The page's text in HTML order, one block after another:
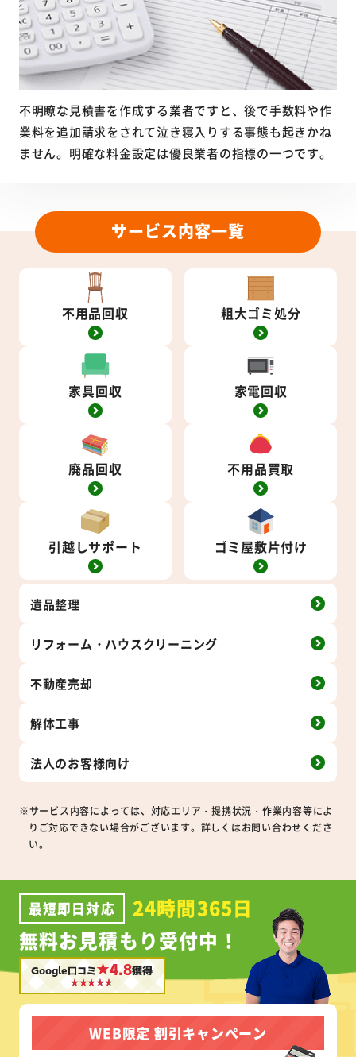
不明瞭な見積書を作成する業者ですと、後で手数料や作
業料を追加請求をされて泣き寝入りする事態も起きかね
ません。明確な料金設定は優良業者の指標の一つです。
サービス内容一覧
不用品回収 粗大ゴミ処分
家具回収 家電回収
廃品回収 不用品買取
引越しサポート ゴミ屋敷片付け
遺品整理
リフォーム・ ハウスクリーニング
不動産売却
解体工事
法人のお客様向け
※サービス内容によっては、対応エリア・提携状況・作業内容等によ
りご対応できない場合がございます。詳しくはお問い合わせくださ
い。
最短即日対応
24時間365日
無料お見積もり受付中！
Google口コミ★4.8獲得
WEB限定 割引キャンペーン